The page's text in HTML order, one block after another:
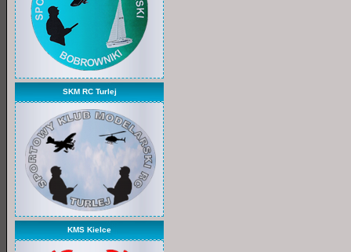
SKM RC Turlej
KMS Kielce